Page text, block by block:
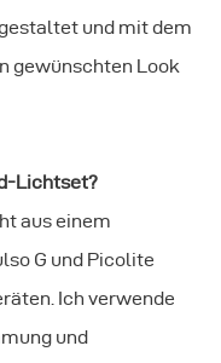
und mit dem
gewünschten Look
Lichtset?
aus einem
G und Picolite
Ich verwende
und